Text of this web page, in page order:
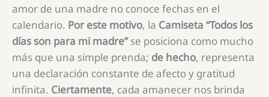
amor de una madre no conoce fechas en el
calendario. Por este motivo, la Camiseta “Todos los
días son para mi madre”se posiciona como mucho
más que una simple prenda; de hecho, representa
una declaración constante de afecto y gratitud
infinita. Ciertamente, cada amanecer nos brinda